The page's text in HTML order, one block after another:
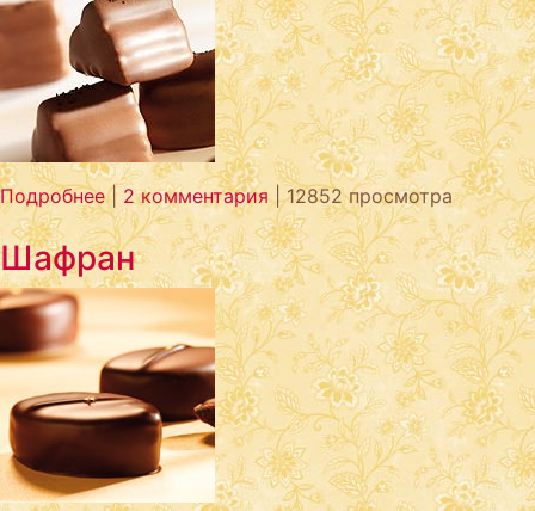
Подробнее| 2 комментария| 12852 просмотра
Шафран